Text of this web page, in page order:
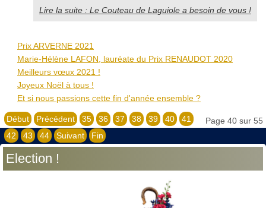
Lire la suite : Le Couteau de Laguiole a besoin de vous !
Prix ARVERNE 2021
Marie-Hélène LAFON, lauréate du Prix RENAUDOT 2020
Meilleurs vœux 2021 !
Joyeux Noël à tous !
Et si nous passions cette fin d'année ensemble ?
Page 40 sur 55
Début Précédent 35 36 37 38 39 40
41
42
43 44 Suivant Fin
Election !